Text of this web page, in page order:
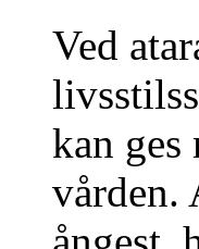
Ved
kan
vården.